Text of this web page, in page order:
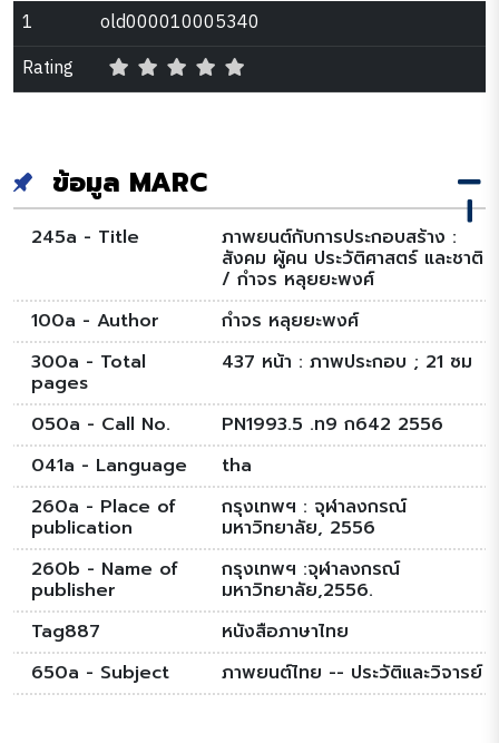
1
old000010005340
Rating
ข้อมูล MARC
245a - Title ภาพยนต์กับการประกอบสร้าง :
สังคม ผู้คน ประวัติศาสตร์ และชาติ
/ กำจร หลุยยะพงศ์
100a - Author
กำจร หลุยยะพงศ์
300a - Total
pages
437 หน้า : ภาพประกอบ ; 21 ซม
050a - Call No.
PN1993.5 .ท9 ก642 2556
041a - Language
tha
260a - Place of
publication
กรุงเทพฯ : จุฬาลงกรณ์
มหาวิทยาลัย, 2556
260b - Name of
publisher
กรุงเทพฯ :จุฬาลงกรณ์
มหาวิทยาลัย,2556.
Tag887
หนังสือภาษาไทย
650a - Subject
ภาพยนต์ไทย -- ประวัติและวิจารย์